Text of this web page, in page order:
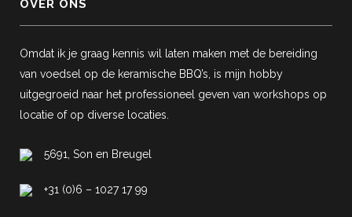
OVER ONS
Omdat ik je graag kennis wil laten maken met de bereiding
van voedsel op de keramische BBQ’s, is mijn hobby
uitgegroeid naar het professioneel geven van workshops op
locatie of op diverse locaties.
5691, Son en Breugel
+31 (0)6 – 1027 17 99